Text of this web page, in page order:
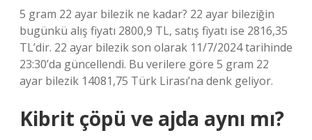
5 gram 22 ayar bilezik ne kadar? 22 ayar bileziğin
bugünkü alış fiyatı 2800,9 TL, satış fiyatı ise 2816,35
TL’dir. 22 ayar bilezik son olarak 11/7/2024 tarihinde
23:30’da güncellendi. Bu verilere göre 5 gram 22
ayar bilezik 14081,75 Türk Lirası’na denk geliyor.
Kibrit çöpü ve ajda aynı mı?